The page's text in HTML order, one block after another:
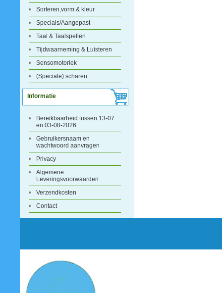
Sorteren,vorm & kleur
Specials/Aangepast
Taal & Taalspellen
Tijdwaarneming & Luisteren
Sensomotoriek
(Speciale) scharen
Informatie
Bereikbaarheid tussen 13-07
en 03-08-2026
Gebruikersnaam en
wachtwoord aanvragen
Privacy
Algemene
Leveringsvoorwaarden
Verzendkosten
Contact